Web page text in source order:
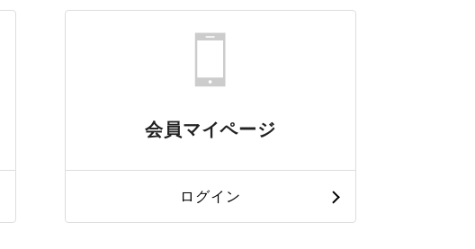
会員マイページ
ログイン